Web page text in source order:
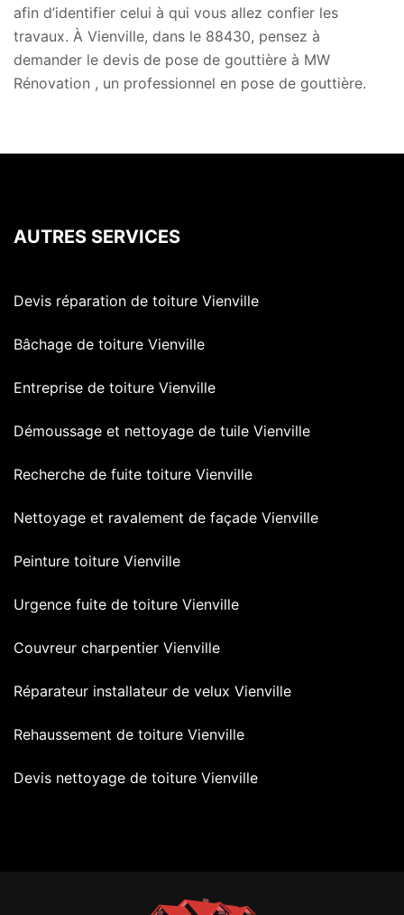
afin d’identifier celui à qui vous allez confier les
travaux. À Vienville, dans le 88430, pensez à
demander le devis de pose de gouttière à MW
Rénovation , un professionnel en pose de gouttière.
AUTRES SERVICES
Devis réparation de toiture Vienville
Bâchage de toiture Vienville
Entreprise de toiture Vienville
Démoussage et nettoyage de tuile Vienville
Recherche de fuite toiture Vienville
Nettoyage et ravalement de façade Vienville
Peinture toiture Vienville
Urgence fuite de toiture Vienville
Couvreur charpentier Vienville
Réparateur installateur de velux Vienville
Rehaussement de toiture Vienville
Devis nettoyage de toiture Vienville